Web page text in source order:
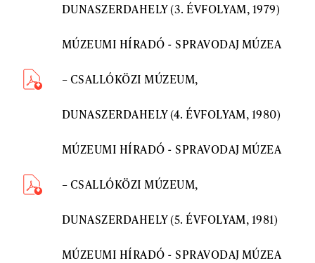
DUNASZERDAHELY (3. ÉVFOLYAM, 1979)
MÚZEUMI HÍRADÓ - SPRAVODAJ MÚZEA
– CSALLÓKÖZI MÚZEUM,
DUNASZERDAHELY (4. ÉVFOLYAM, 1980)
MÚZEUMI HÍRADÓ - SPRAVODAJ MÚZEA
– CSALLÓKÖZI MÚZEUM,
DUNASZERDAHELY (5. ÉVFOLYAM, 1981)
MÚZEUMI HÍRADÓ - SPRAVODAJ MÚZEA